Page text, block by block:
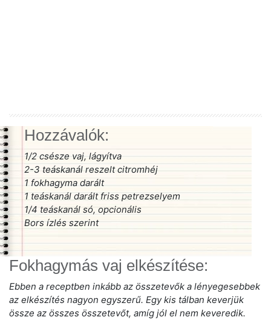
Hozzávalók:
1/2 csésze vaj, lágyítva
2-3 teáskanál reszelt citromhéj
1 fokhagyma darált
1 teáskanál darált friss petrezselyem
1/4 teáskanál só, opcionális
Bors ízlés szerint
Fokhagymás vaj elkészítése:
Ebben a receptben inkább az összetevők a lényegesebbek
az elkészítés nagyon egyszerű. Egy kis tálban keverjük
össze az összes összetevőt, amíg jól el nem keveredik.